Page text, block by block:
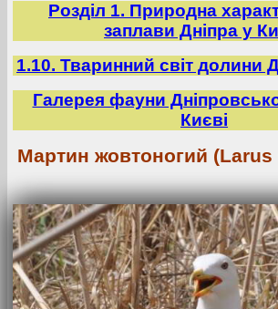
Розділ 1. Природна
заплави Дніпра у
1.10. Тваринний світ долини
Галерея фауни
Києві
Мартин жовтоногий